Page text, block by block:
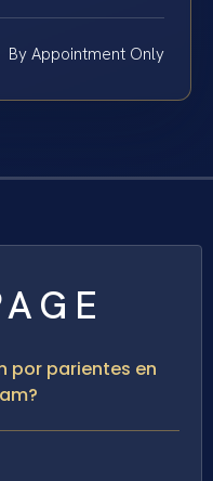
By Appointment Only
por parientes en